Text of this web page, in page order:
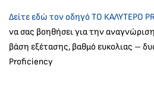
Δείτε εδώ τον οδηγό TO ΚΑΛΥΤΕΡΟ
να σας βοηθήσει για την
βάση εξέτασης, βαθμό ευκολιας –
Proficiency